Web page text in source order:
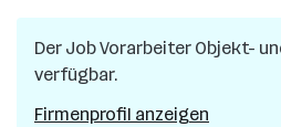
Der JobVorarbeiter Objekt-
verfügbar.
Firmenprofil anzeigen